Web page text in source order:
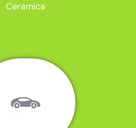
Ceramica